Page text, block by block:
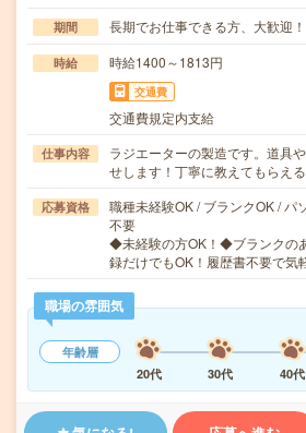
期間 長期でお仕事できる方、大歓迎！
時給 時給1400～1813円
交通費
交通費規定内支給
仕事内容
ラジエーターの製造です。道具
せします！丁寧に教えてもらえ
応募資格
職種未経験OK / ブランクOK / パ
不要
◆未経験の方OK！◆ブランクの
録だけでもOK！履歴書不要で
職場の雰囲気
年齢層
20代
30代 40代